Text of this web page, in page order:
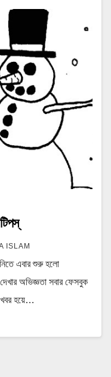
ISLAM
এবার শুরু হলো
অভিজ্ঞতা সবার ফেসবুক
হয়ে…